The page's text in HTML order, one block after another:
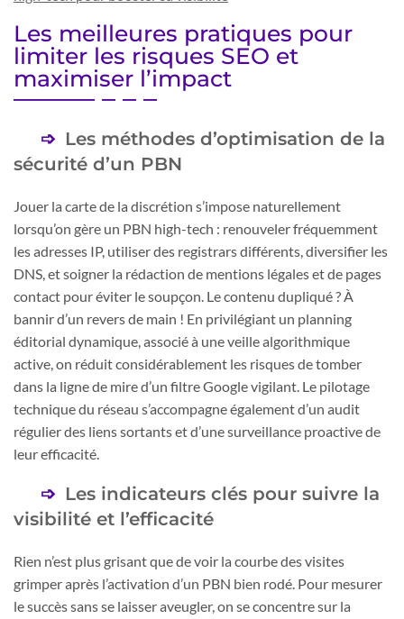
Les meilleures pratiques pour
limiter les risques SEO et
maximiser l’impact
Les méthodes d’optimisation de la
sécurité d’un PBN
Jouer la carte de la discrétion s’impose naturellement
lorsqu’on gère un PBN high-tech : renouveler fréquemment
les adresses IP, utiliser des registrars différents, diversifier les
DNS, et soigner la rédaction de mentions légales et de pages
contact pour éviter le soupçon. Le contenu dupliqué ? À
bannir d’un revers de main ! En privilégiant un planning
éditorial dynamique, associé à une veille algorithmique
active, on réduit considérablement les risques de tomber
dans la ligne de mire d’un filtre Google vigilant. Le pilotage
technique du réseau s’accompagne également d’un audit
régulier des liens sortants et d’une surveillance proactive de
leur efficacité.
Les indicateurs clés pour suivre la
visibilité et l’efficacité
Rien n’est plus grisant que de voir la courbe des visites
grimper après l’activation d’un PBN bien rodé. Pour mesurer
le succès sans se laisser aveugler, on se concentre sur la